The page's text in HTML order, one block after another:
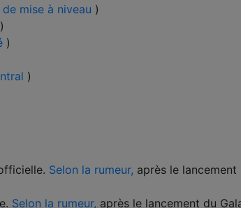
mise à niveau )
)
)
)
Selon la rumeur, après le lancement
Selon la rumeur, après le lancement du